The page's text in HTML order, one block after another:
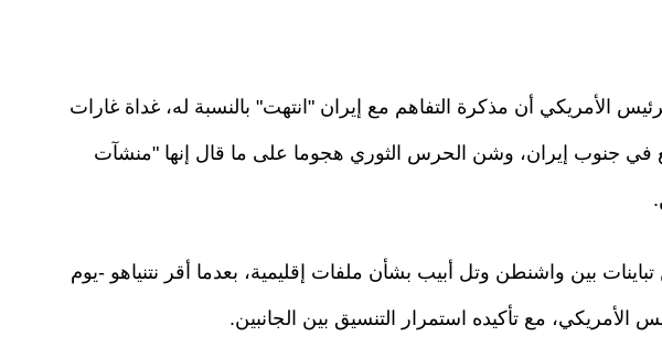
الأمريكي أن مذكرة التفاهم مع إيران "انتهت" بالنسبة له، غداة غارات
في جنوب إيران، وشن الحرس الثوري هجوما على ما قال إنها "منشآت
بين واشنطن وتل أبيب بشأن ملفات إقليمية، بعدما أقر نتنياهو -يوم
الأمريكي، مع تأكيده استمرار التنسيق بين الجانبين.